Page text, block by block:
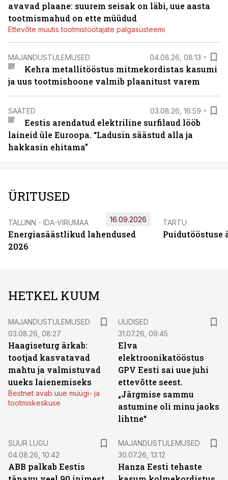
avavad plaane: suurem seisak on läbi, uue aasta
tootmismahud on ette müüdud
Ettevõte muutis tootmistöötajate palgasüsteemi
MAJANDUSTULEMUSED 04.08.26, 08:13
Kehra metallitööstus mitmekordistas kasumi
ja uus tootmishoone valmib plaanitust varem
SAATED 03.08.26, 16:59
Eestis arendatud elektriline surfilaud lööb
laineid üle Euroopa. “Ladusin säästud alla ja
hakkasin ehitama”
ÜRITUSED
TALLINN - IDA-VIRUMAA
Energiasäästlikud lahendused
2026
16.09.2026 TARTU
Puidutööstuse
HETKEL KUUM
MAJANDUSTULEMUSED
03.08.26, 08:27
Haagiseturg ärkab:
tootjad kasvatavad
mahtu ja valmistuvad
uueks laienemiseks
Bestnet avab uue müügi- ja
tootmiskeskuse
UUDISED
31.07.26, 09:45
Elva
elektroonikatööstus
GPV Eesti sai uue juhi
ettevõtte seest.
„Järgmise sammu
astumine oli minu jaoks
lihtne“
SUUR LUGU
04.08.26, 10:42
ABB palkab Eestis
MAJANDUSTULEMUSED
30.07.26, 13:12
Hanza Eesti tehaste